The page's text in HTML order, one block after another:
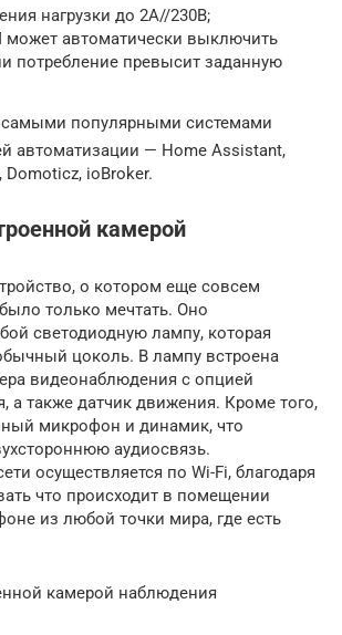
нагрузки до 2A//230В;
может автоматически выключить
потребление превысит заданную
самыми популярными системами
автоматизации — Home Assistant,
Domoticz, ioBroker.
камерой
о котором еще совсем
только мечтать. Оно
светодиодную лампу, которая
цоколь. В лампу встроена
видеонаблюдения с опцией
а также датчик движения. Кроме того,
микрофон и динамик, что
аудиосвязь.
осуществляется по Wi-Fi, благодаря
что происходит в помещении
из любой точки мира, где есть
камерой наблюдения